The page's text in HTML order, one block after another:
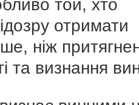
той, хто
отримати
ніж
та визнання